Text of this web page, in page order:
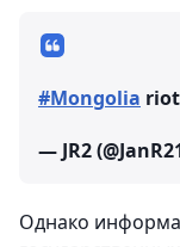
#Mongolia
— JR2
Однако